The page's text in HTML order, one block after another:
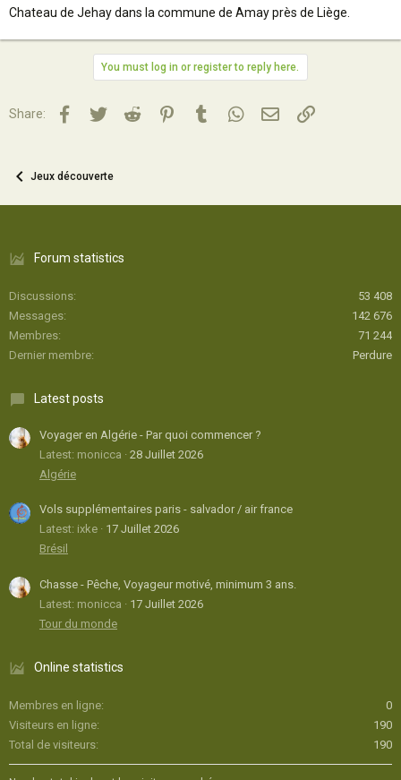
Chateau de Jehay dans la commune de Amay près de Liège.
You must log in or register to reply here.
Share: Facebook
TwitterReddit PinterestTumblrWhatsApp
Email Lien
Jeux découverte
Forum statistics
Discussions
53 408
Messages
142 676
Membres
71 244
Dernier membre
Perdure
Latest posts
Voyager en Algérie - Par quoi commencer ?
Latest: monicca
28 Juillet 2026
Algérie
Vols supplémentaires paris - salvador / air france
Latest: ixke
17 Juillet 2026
Brésil
Chasse - Pêche, Voyageur motivé, minimum 3 ans.
Latest: monicca
17 Juillet 2026
Tour du monde
Online statistics
Membres en ligne
0
Visiteurs en ligne
190
Total de visiteurs
190